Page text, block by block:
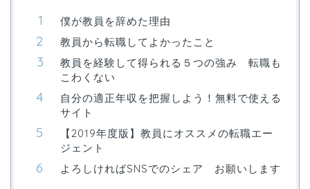
僕が教員を辞めた理由
教員から転職してよかったこと
教員を経験して得られる５つの強み 転職も
こわくない
自分の適正年収を把握しよう！無料で使える
サイト
【2019年度版】教員にオススメの転職エー
ジェント
よろしければSNSでのシェア お願いします